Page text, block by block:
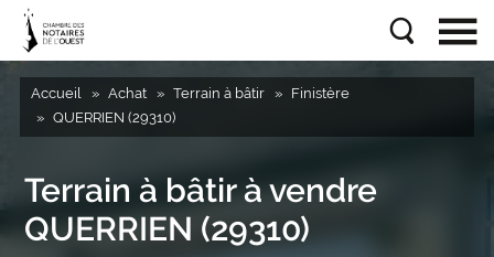
Accueil Achat Terrain à bâtir
Finistère
QUERRIEN (29310)
Terrain à bâtir à vendre
QUERRIEN (29310)